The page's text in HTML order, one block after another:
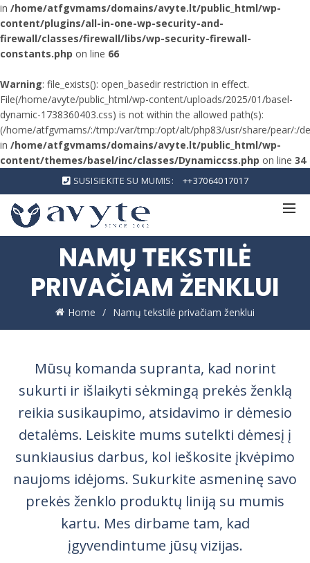
in /home/atfgvmams/domains/avyte.lt/public_html/wp-
content/plugins/all-in-one-wp-security-and-
firewall/classes/firewall/libs/wp-security-firewall-
constants.php on line 66
Warning: file_exists(): open_basedir restriction in effect.
File(/home/avyte/public_html/wp-content/uploads/2025/01/basel-
dynamic-1738360403.css) is not within the allowed path(s):
(/home/atfgvmams/:/tmp:/var/tmp:/opt/alt/php83/usr/share/pear/:/
in /home/atfgvmams/domains/avyte.lt/public_html/wp-
content/themes/basel/inc/classes/Dynamiccss.php on line 34
SUSISIEKITE SU MUMIS: ++37064017017
NAMŲ TEKSTILĖ
PRIVAČIAM ŽENKLUI
Home Namų tekstilė privačiam ženklui
Mūsų komanda supranta, kad norint
sukurti ir išlaikyti sėkmingą prekės ženklą
reikia susikaupimo, atsidavimo ir dėmesio
detalėms. Leiskite mums sutelkti dėmesį į
sunkiausius darbus, kol ieškosite įkvėpimo
naujoms idėjoms. Sukurkite asmeninę savo
prekės ženklo produktų liniją su mumis
kartu. Mes dirbame tam, kad
įgyvendintume jūsų vizijas.